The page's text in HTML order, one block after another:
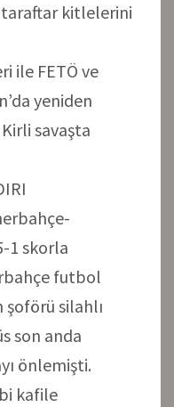
kitlelerini
ile FETÖ ve
yeniden
savaşta
1 skorla
futbol
şoförü silahlı
son anda
önlemişti.
kafile